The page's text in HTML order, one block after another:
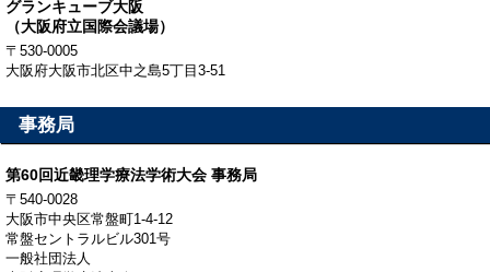
ご参加の皆様へを掲載しました。
▸ 2021.01.19
※閲覧パスワードについては所属の会よりメールや広報物などで告
知されます。
また事前参加登録いただきました参加者の方にはご登録アドレスに
抄録集パスワードをお送りします。
▸ 2021.01.19
グランキューブ大阪
（大阪府立国際会議場）
〒530-0005
大阪府大阪市北区中之島5丁目3-51
事務局
第60回近畿理学療法学術大会 事務局
〒540-0028
大阪市中央区常盤町1-4-12
常盤セントラルビル301号
一般社団法人